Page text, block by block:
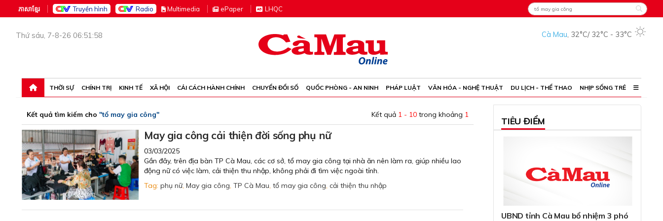
ភាសាខ្មែរ Truyền hình Radio Multimedia ePaper LHQC
Thứ sáu, 7-8-26 06:51:58 Cà Mau, 32°C/ 32°C - 33°C
THỜI SỰ CHÍNH TRỊ KINH TẾ XÃ HỘI CẢI CÁCH HÀNH CHÍNH CHUYỂN ĐỔI SỐ QUỐC PHÒNG - AN NINH PHÁP LUẬT VĂN HÓA - NGHỆ THUẬT DU LỊCH - THỂ THAO NHỊP SỐNG TRẺ
Kết quả tìm kiếm cho "tổ may gia công" Kết quả 1 - 10 trong khoảng 1
May gia công cải thiện đời sống phụ nữ
03/03/2025
Gần đây, trên địa bàn TP Cà Mau, các cơ sở, tổ may gia công tại nhà ăn nên làm ra, giúp nhiều lao
động nữ có việc làm, cải thiện thu nhập, không phải đi tìm việc ngoài tỉnh.
Tag: phụ nữ, May gia công, TP Cà Mau, tổ may gia công, cải thiện thu nhập
TIÊU ĐIỂM
UBND tỉnh Cà Mau bổ nhiệm 3 phó